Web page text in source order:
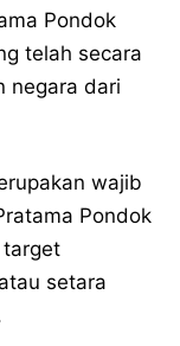
Pondok
telah secara
negara dari
wajib
Pondok
target
setara